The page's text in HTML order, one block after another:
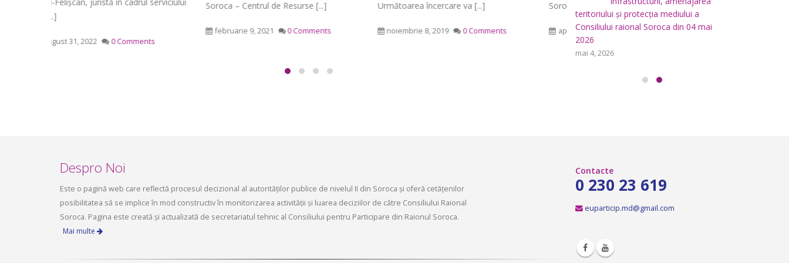
Soroca – Centrul de Resurse [...]
Următoarea încercare va [...]
noiembrie 8, 2019 0 Comments
Soroca – Centrul de Resurse [...]
aprilie 20, 2021 0 Comments
mai 1, 2025 0 Comments
2026
aprilie 29, 2026
pentru proiectele de decizie
teritoriului și protecția mediului a
Consiliului raional Soroca din 04 mai
aprilie 29, 2026
Consiliului Raional Soroca
planificate pentru a fi analizate la
Despro Noi
0 230 23 619